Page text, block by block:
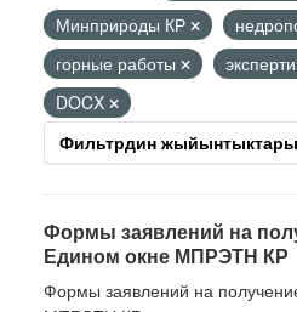
Минприроды КР
горные работы
DOCX
Фильтрдин жыйынтыктары
Формы заявлений на
Едином окне МПРЭТН КР
Формы заявлений на